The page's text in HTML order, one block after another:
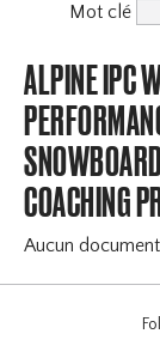
Mot clé
ALPINE IPC
COACHING
Aucun